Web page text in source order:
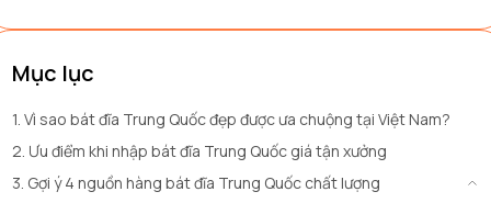
Mục lục
1. Vì sao bát đĩa Trung Quốc đẹp được ưa chuộng tại Việt Nam?
2. Ưu điểm khi nhập bát đĩa Trung Quốc giá tận xưởng
3. Gợi ý 4 nguồn hàng bát đĩa Trung Quốc chất lượng